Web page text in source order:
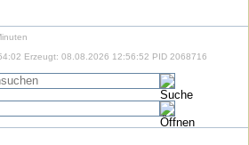
Erzeugt: 08.08.2026 12:56:52 PID 2068716